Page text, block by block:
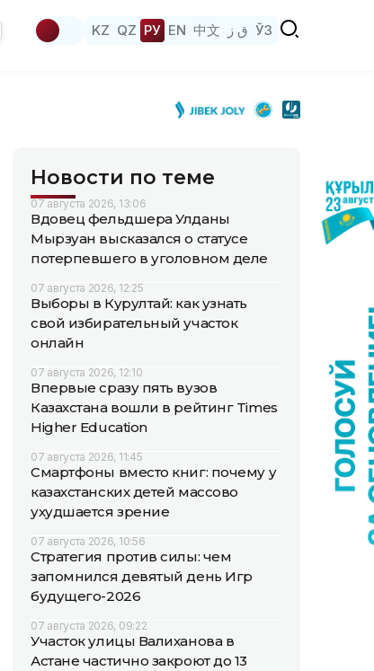
KZ QZ РУ EN 中文 ق ز ЎЗ
Новости по теме
07 августа 2026, 13:06
Вдовец фельдшера Улданы
Мырзуан высказался о статусе
потерпевшего в уголовном деле
07 августа 2026, 12:25
Выборы в Курултай: как узнать
свой избирательный участок
онлайн
07 августа 2026, 12:10
Впервые сразу пять вузов
Казахстана вошли в рейтинг Times
Higher Education
07 августа 2026, 11:45
Смартфоны вместо книг: почему у
казахстанских детей массово
ухудшается зрение
07 августа 2026, 10:56
Стратегия против силы: чем
запомнился девятый день Игр
будущего-2026
07 августа 2026, 09:22
Участок улицы Валиханова в
Астане частично закроют до 13